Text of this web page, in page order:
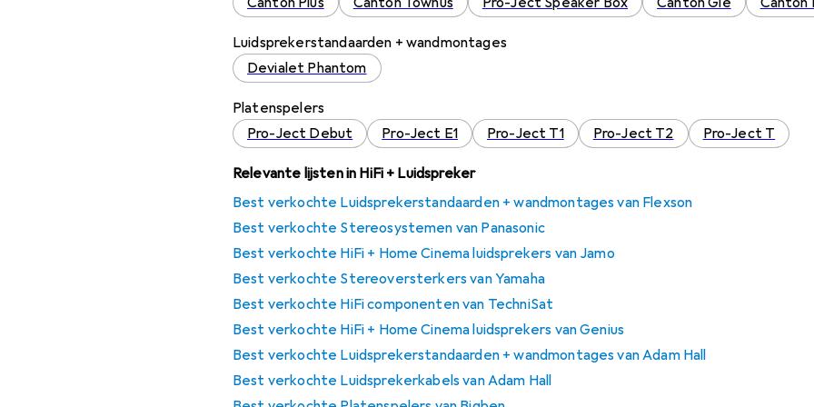
Luidsprekerstandaarden + wandmontages
Devialet Phantom
Platenspelers
Pro-Ject Debut
Pro-Ject E1 Pro-Ject T1 Pro-Ject T2 Pro-Ject T
Relevante lijsten in HiFi + Luidspreker
Best verkochte Luidsprekerstandaarden + wandmontages van Flexson
Best verkochte Stereosystemen van Panasonic
Best verkochte HiFi + Home Cinema luidsprekers van Jamo
Best verkochte Stereoversterkers van Yamaha
Best verkochte HiFi componenten van TechniSat
Best verkochte HiFi + Home Cinema luidsprekers van Genius
Best verkochte Luidsprekerstandaarden + wandmontages van Adam Hall
Best verkochte Luidsprekerkabels van Adam Hall